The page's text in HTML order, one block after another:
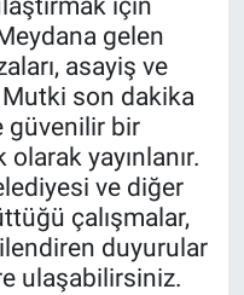
gelen
asayiş ve
son dakika
güvenilir bir
yayınlanır.
ve diğer
çalışmalar,
duyurular
ulaşabilirsiniz.